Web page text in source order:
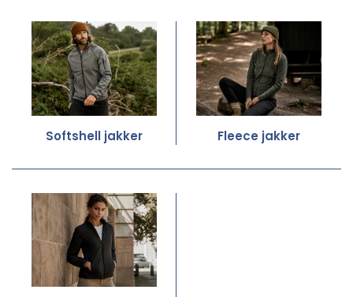
Softshell jakker Fleece jakker